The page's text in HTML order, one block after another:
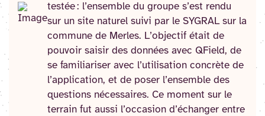
testée : l’ensemble du groupe s’est rendu
sur un site naturel suivi par le SYGRAL sur la
commune de Merles. L’objectif était de
pouvoir saisir des données avec QField, de
se familiariser avec l’utilisation concrète de
l’application, et de poser l’ensemble des
questions nécessaires. Ce moment sur le
terrain fut aussi l’occasion d’échanger entre